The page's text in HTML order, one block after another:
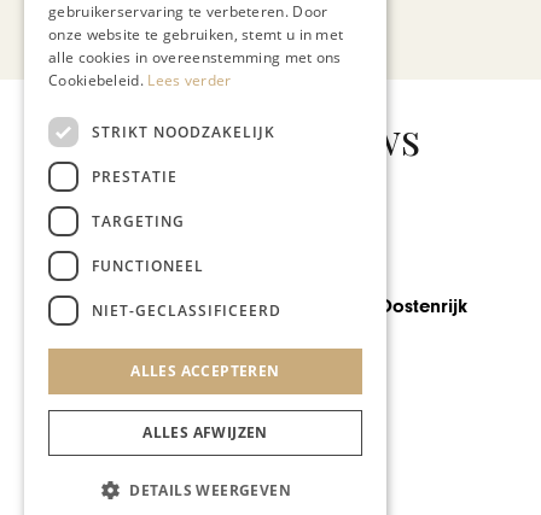
Bekijk alle artikelen
Gerelateerd nieuws
Beste kok van Oostenrijk
gebruikerservaring te verbeteren. Door
onze website te gebruiken, stemt u in met
alle cookies in overeenstemming met ons
Cookiebeleid. Lees verder
STRIKT NOODZAKELIJK
PRESTATIE
TARGETING
FUNCTIONEEL
NIET-GECLASSIFICEERD
ALLES ACCEPTEREN
ALLES AFWIJZEN
DETAILS WEERGEVEN